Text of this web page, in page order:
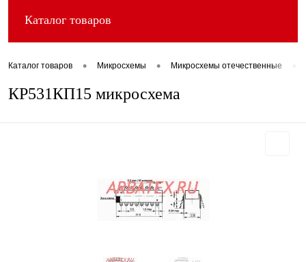
Каталог товаров
Каталог товаров • Микросхемы • Микросхемы отечественные
КР531КП15 микросхема